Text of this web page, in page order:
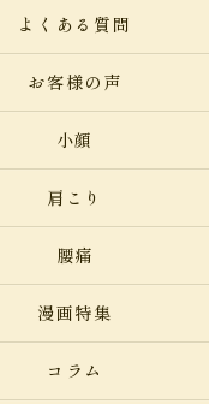
よくある質問
お客様の声
小顔
肩こり
腰痛
漫画特集
コラム